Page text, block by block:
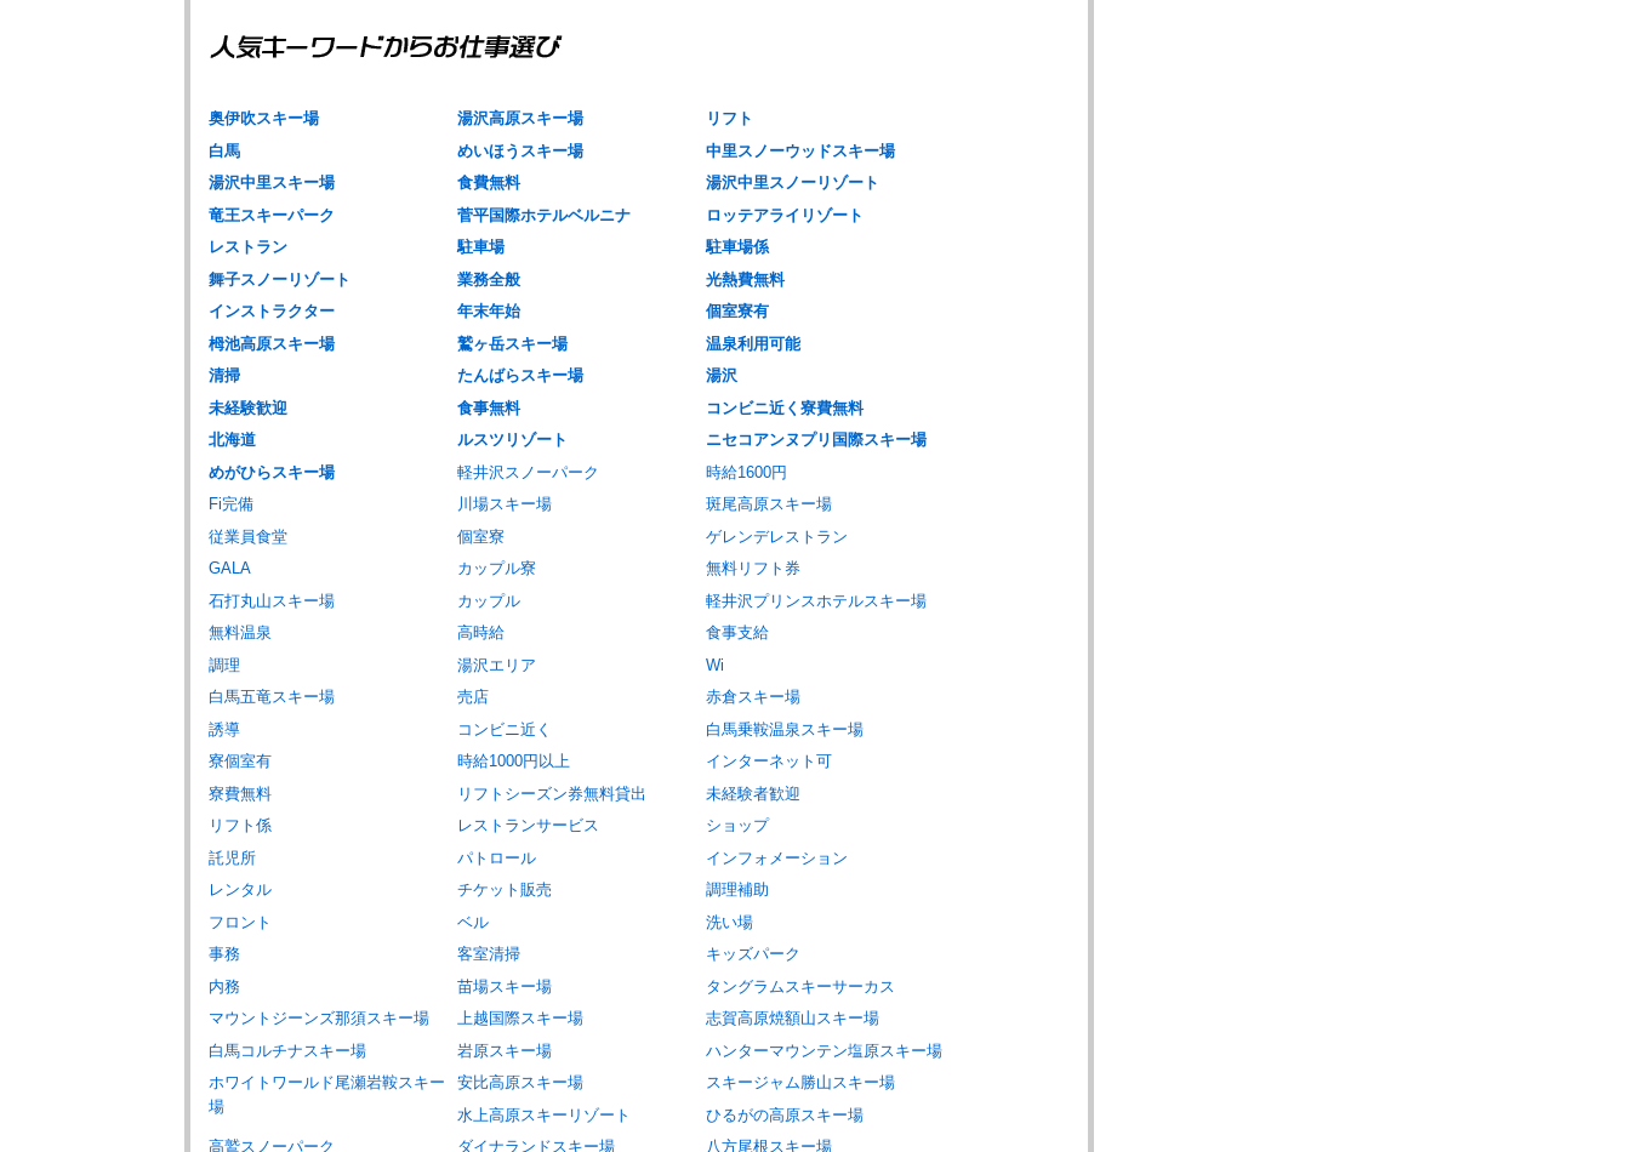
奥伊吹スキー場 湯沢高原スキー場
リフト
白馬
めいほうスキー場
中里スノーウッドスキー場
湯沢中里スキー場
食費無料
湯沢中里スノーリゾート
竜王スキーパーク
菅平国際ホテルベルニナ
ロッテアライリゾート
レストラン
駐車場
駐車場係
舞子スノーリゾート
業務全般
光熱費無料
インストラクター
年末年始
個室寮有
栂池高原スキー場
鷲ヶ岳スキー場
温泉利用可能
清掃
たんばらスキー場
湯沢
未経験歓迎
食事無料
コンビニ近く寮費無料
北海道
ルスツリゾート
ニセコアンヌプリ国際スキー場
めがひらスキー場
軽井沢スノーパーク
時給1600円
Fi完備
川場スキー場
斑尾高原スキー場
従業員食堂
個室寮
ゲレンデレストラン
GALA
カップル寮
無料リフト券
石打丸山スキー場
カップル
軽井沢プリンスホテルスキー場
無料温泉
高時給
食事支給
調理
湯沢エリア
Wi
白馬五竜スキー場
売店
赤倉スキー場
誘導
コンビニ近く
白馬乗鞍温泉スキー場
寮個室有
時給1000円以上
インターネット可
寮費無料
リフトシーズン券無料貸出
未経験者歓迎
リフト係
レストランサービス
ショップ
託児所
パトロール
インフォメーション
レンタル
チケット販売
調理補助
フロント
ベル
洗い場
事務
客室清掃
キッズパーク
内務
苗場スキー場
タングラムスキーサーカス
マウントジーンズ那須スキー場
上越国際スキー場
志賀高原焼額山スキー場
白馬コルチナスキー場
岩原スキー場
ハンターマウンテン塩原スキー場
ホワイトワールド尾瀬岩鞍スキー
場
安比高原スキー場
スキージャム勝山スキー場
水上高原スキーリゾート
ひるがの高原スキー場
高鷲スノーパーク
ダイナランドスキー場 八方尾根スキー場